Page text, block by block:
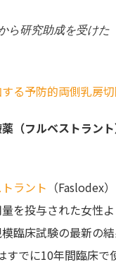
ら研究助成を受けた
る予防的両側乳房
（フルベストラン
ラント （Faslodex
を投与された女性
臨床試験の最新の結
すでに10年間臨床で